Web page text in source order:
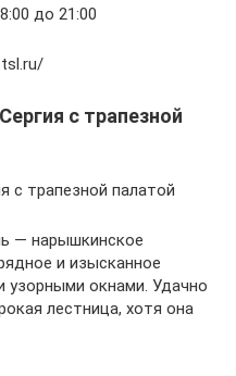
до 21:00
с трапезной
с трапезной палатой
— нарышкинское
и изысканное
узорными окнами. Удачно
лестница, хотя она